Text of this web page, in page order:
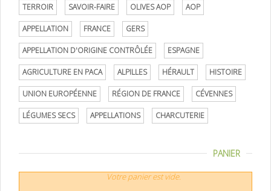
TERROIR SAVOIR-FAIRE OLIVES AOP AOP
APPELLATION FRANCE GERS
APPELLATION D'ORIGINE CONTRÔLÉE ESPAGNE
AGRICULTURE EN PACA ALPILLES HÉRAULT HISTOIRE
UNION EUROPÉENNE RÉGION DE FRANCE CÉVENNES
LÉGUMES SECS APPELLATIONS CHARCUTERIE
PANIER
Votre panier est vide.